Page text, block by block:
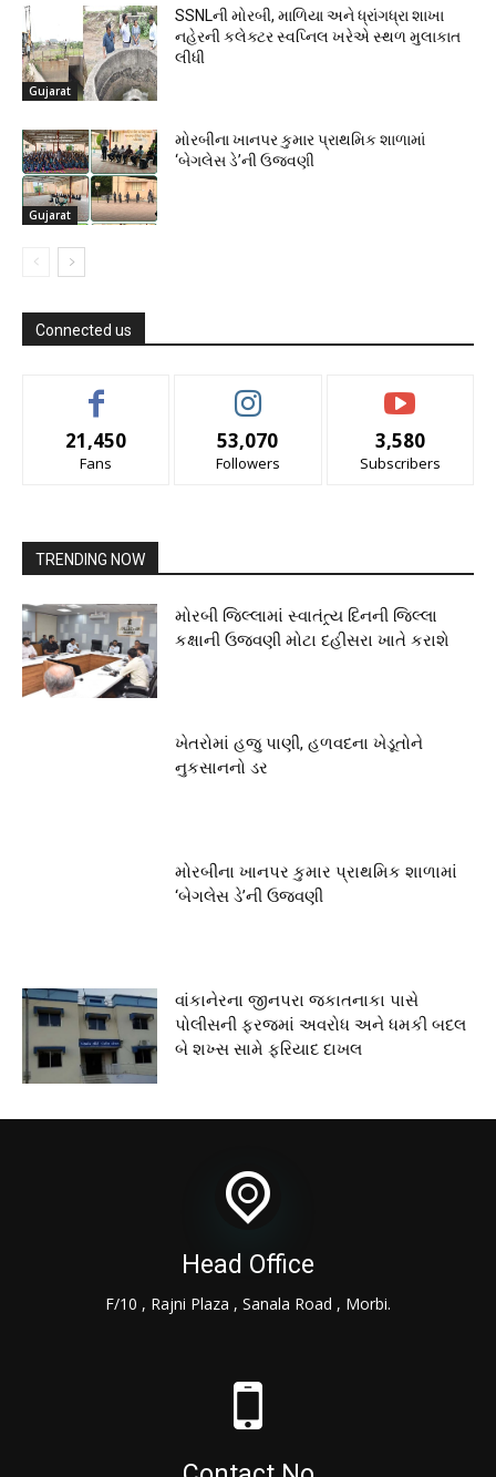
Gujarat
SSNLની મોરબી, માળિયા અને ધ્રાંગધ્રા શાખા
નહેરની કલેક્ટર સ્વપ્નિલ ખરેએ સ્થળ મુલાકાત
લીધી
Gujarat
મોરબીના ખાનપર કુમાર પ્રાથમિક શાળામાં
‘બેગલેસ ડે’ની ઉજવણી
Connected us
21,450
Fans
53,070
Followers
3,580
Subscribers
TRENDING NOW
મોરબી જિલ્લામાં સ્વાતંત્ર્ય દિનની જિલ્લા
કક્ષાની ઉજવણી મોટા દહીસરા ખાતે કરાશે
ખેતરોમાં હજુ પાણી, હળવદના ખેડૂતોને
નુકસાનનો ડર
મોરબીના ખાનપર કુમાર પ્રાથમિક શાળામાં
‘બેગલેસ ડે’ની ઉજવણી
વાંકાનેરના જીનપરા જકાતનાકા પાસે
પોલીસની ફરજમાં અવરોધ અને ધમકી બદલ
બે શખ્સ સામે ફરિયાદ દાખલ
Head Office
F/10 , Rajni Plaza , Sanala Road , Morbi.